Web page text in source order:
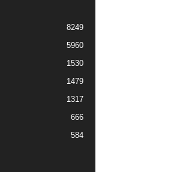
8249
5960
1530
1479
1317
666
584